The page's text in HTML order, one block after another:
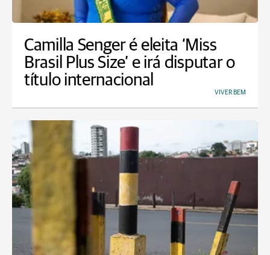
Camilla Senger é eleita ‘Miss
Brasil Plus Size’ e irá disputar o
título internacional
VIVER BEM